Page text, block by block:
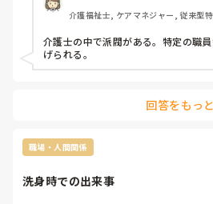
介護福祉士, ケアマネジャー, 従来型
介護士の中で派閥がある。特定の職
げられる。
回答をもっ
職場・人間関係
洗身時での出来事